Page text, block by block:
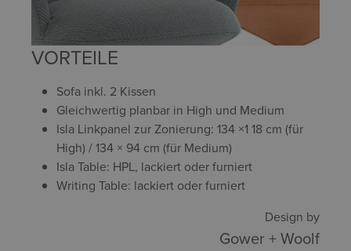
VORTEILE
Sofa inkl. 2 Kissen
Gleichwertig planbar in High und Medium
Isla Linkpanel zur Zonierung: 134 ×1 18 cm (für
High) / 134 × 94 cm (für Medium)
Isla Table: HPL, lackiert oder furniert
Writing Table: lackiert oder furniert
Design by
Gower + Woolf